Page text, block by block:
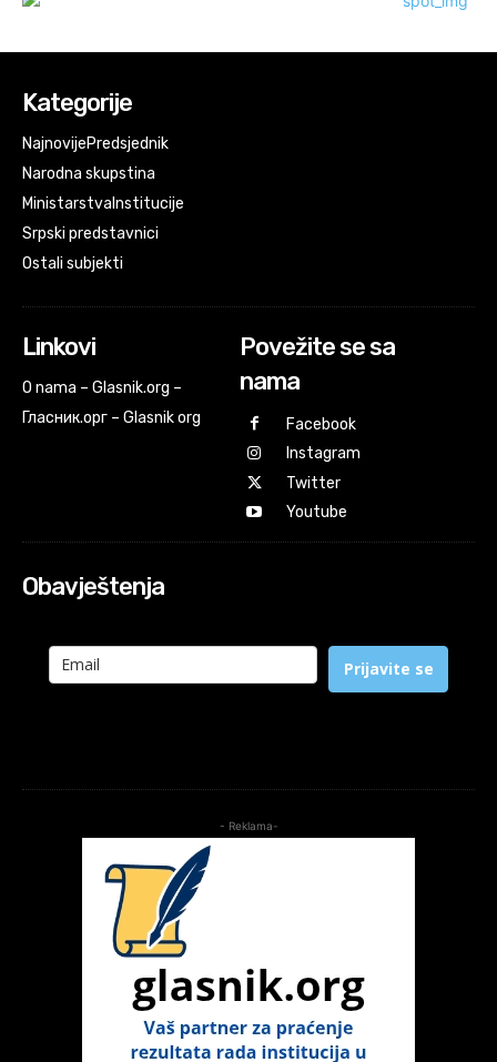
Kategorije
NajnovijePredsjednik
Narodna skupstina
Ministarstva Institucije
Srpski predstavnici
Ostali subjekti
Linkovi
O nama – Glasnik.org –
Гласник.орг – Glasnik org
Povežite se sa
nama
Facebook
Instagram
Twitter
Youtube
Obavještenja
Prijavite se
- Reklama-